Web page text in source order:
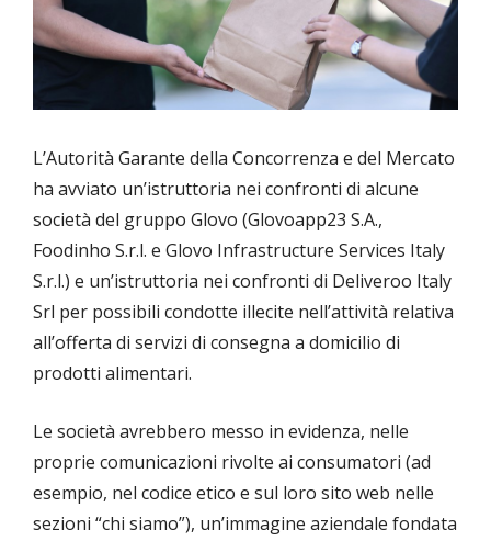
L’Autorità Garante della Concorrenza e del Mercato
ha avviato un’istruttoria nei confronti di alcune
società del gruppo Glovo (Glovoapp23 S.A.,
Foodinho S.r.l. e Glovo Infrastructure Services Italy
S.r.l.) e un’istruttoria nei confronti di Deliveroo Italy
Srl per possibili condotte illecite nell’attività relativa
all’offerta di servizi di consegna a domicilio di
prodotti alimentari.
Le società avrebbero messo in evidenza, nelle
proprie comunicazioni rivolte ai consumatori (ad
esempio, nel codice etico e sul loro sito web nelle
sezioni “chi siamo”), un’immagine aziendale fondata